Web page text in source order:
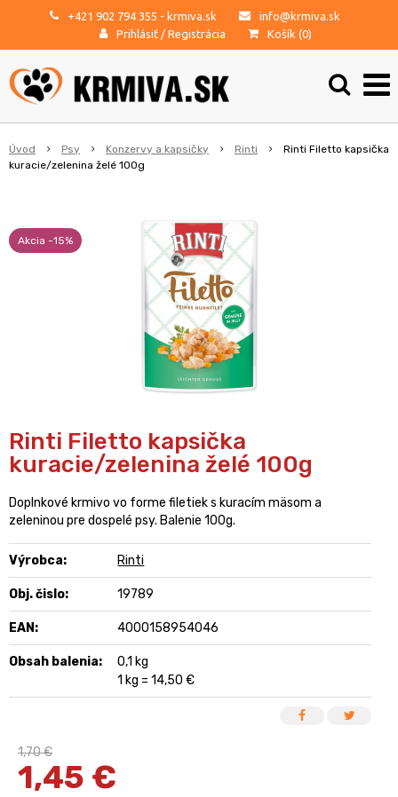
+421 902 794 355 - krmiva.sk
info@krmiva.sk
Prihlásiť / Registrácia Košík (0)
Úvod Psy Konzervy a kapsičky Rinti
Rinti Filetto kapsička
kuracie/zelenina želé 100g
Akcia -15%
Rinti Filetto kapsička
kuracie/zelenina želé 100g
Doplnkové krmivo vo forme filetiek s kuracím mäsom a
zeleninou pre dospelé psy. Balenie 100g.
Výrobca: Rinti
Obj. čislo: 19789
EAN: 4000158954046
Obsah balenia:
0,1 kg
1 kg = 14,50 €
1,70 €
1,45 €